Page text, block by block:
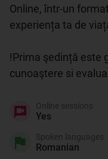
Online, într-un
experiența ta de
!Prima şedință este
cunoaştere si
Yes
Online sessions
Romanian
Spoken languages